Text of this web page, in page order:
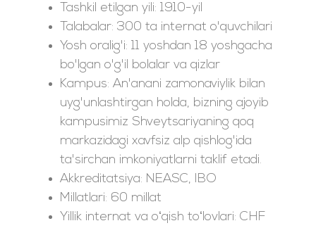
Tashkil etilgan yili: 1910-yil
Talabalar: 300 ta internat o'quvchilari
Yosh oralig'i: 11 yoshdan 18 yoshgacha
bo'lgan o'g'il bolalar va qizlar
Kampus: An'anani zamonaviylik bilan
uyg'unlashtirgan holda, bizning ajoyib
kampusimiz Shveytsariyaning qoq
markazidagi xavfsiz alp qishlog'ida
ta'sirchan imkoniyatlarni taklif etadi.
Akkreditatsiya: NEASC, IBO
Millatlari: 60 millat
Yillik internat va oʻqish toʻlovlari: CHF